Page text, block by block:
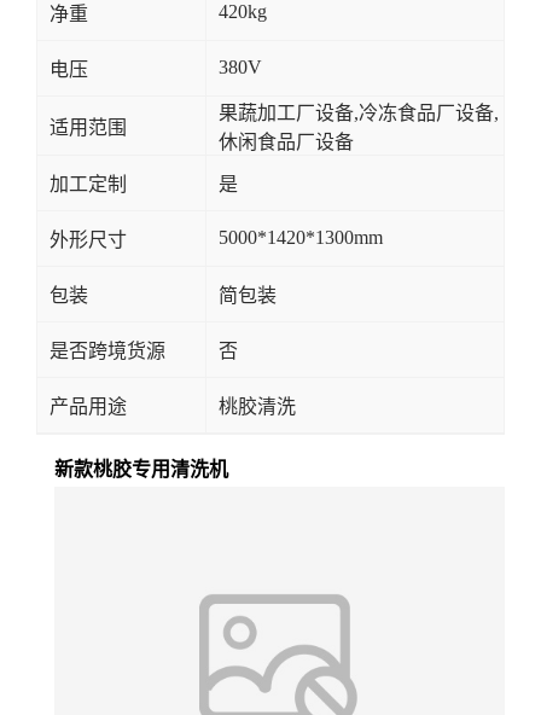
净重 420kg
电压 380V
适用范围
果蔬加工厂设备,冷冻食品厂设备,
休闲食品厂设备
加工定制 是
外形尺寸 5000*1420*1300mm
包装 简包装
是否跨境货源 否
产品用途 桃胶清洗
新款桃胶专用清洗机